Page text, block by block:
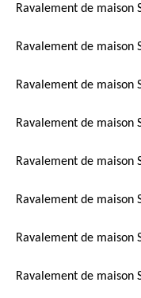
Ravalement de maison
Ravalement de maison
Ravalement de
Ravalement de maison
Ravalement de maison
Ravalement de maison
Ravalement de maison
Ravalement de maison